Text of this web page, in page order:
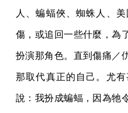
人、蝙蝠俠、蜘蛛人、
傷，或追回一些什麼，為
扮演那角色。直到傷痛／
那取代真正的自己。尤
說：我扮成蝙蝠，因為牠